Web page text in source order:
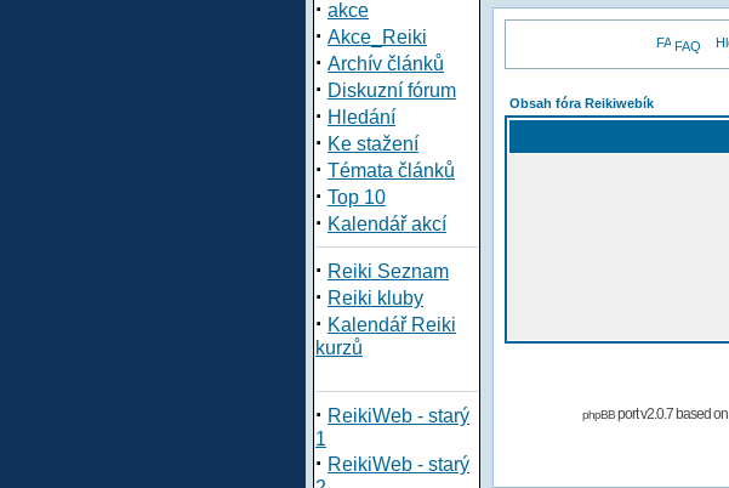
· akce
· Akce_Reiki
· Archív článků
· Diskuzní fórum
· Hledání
· Ke stažení
· Témata článků
· Top 10
· Kalendář akcí
· Reiki Seznam
· Reiki kluby
· Kalendář Reiki
kurzů
· ReikiWeb - starý
1
· ReikiWeb - starý
FAQ
Obsah fóra Reikiwebík
phpBBport v2.0.7 based on